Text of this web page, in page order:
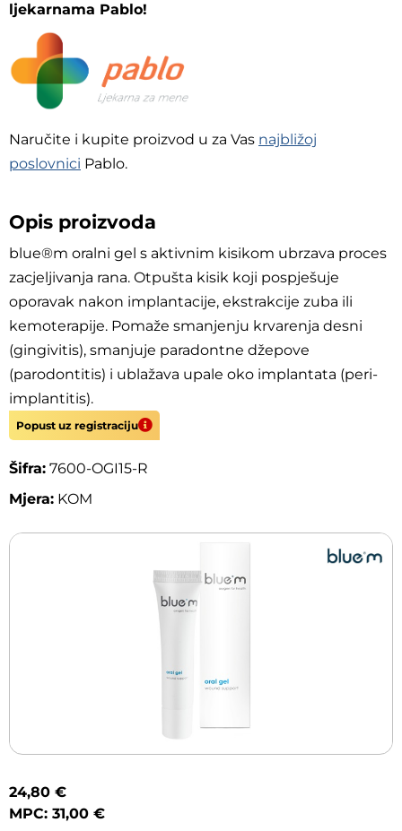
ljekarnama Pablo!
Naručite i kupite proizvod u za Vas najbližoj
poslovnici Pablo.
Opis proizvoda
blue®m oralni gel s aktivnim kisikom ubrzava proces
zacjeljivanja rana. Otpušta kisik koji pospješuje
oporavak nakon implantacije, ekstrakcije zuba ili
kemoterapije. Pomaže smanjenju krvarenja desni
(gingivitis), smanjuje paradontne džepove
(parodontitis) i ublažava upale oko implantata (peri-
implantitis).
Popust uz registraciju
Šifra: 7600-OGI15-R
Mjera: KOM
24,80 €
MPC: 31,00 €